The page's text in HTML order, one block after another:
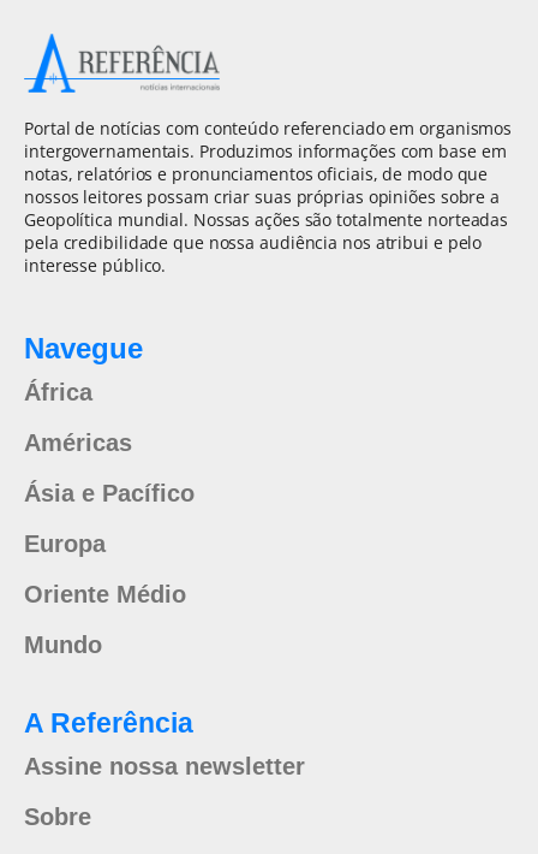
Portal de notícias com conteúdo referenciado em organismos
intergovernamentais. Produzimos informações com base em
notas, relatórios e pronunciamentos oficiais, de modo que
nossos leitores possam criar suas próprias opiniões sobre a
Geopolítica mundial. Nossas ações são totalmente norteadas
pela credibilidade que nossa audiência nos atribui e pelo
interesse público.
Navegue
África
Américas
Ásia e Pacífico
Europa
Oriente Médio
Mundo
A Referência
Assine nossa newsletter
Sobre